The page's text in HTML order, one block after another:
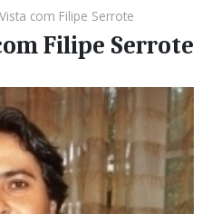
com Filipe Serrote
Filipe Serrote